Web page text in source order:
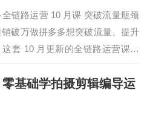
链路运营 10 月课 突破流量瓶颈
破万做拼多多想突破流量、提升
这套 10 月更新的全链路运营课别
盖选品定位、流量获取、转化提
大核心模块，77 节课程含直通车
价、差评删除、全店动销等实操
基础学拍摄剪辑编导运